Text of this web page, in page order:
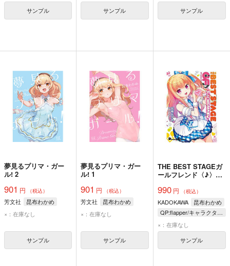
サンプル
サンプル サンプル
夢見るプリマ・ガー
ル! 2
901 円 （税込）
芳文社
昆布わかめ
×：在庫なし
サンプル
夢見るプリマ・ガー
ル! 1
901 円 （税込）
芳文社
昆布わかめ
×：在庫なし
サンプル
THE BEST STAGEガ
ールフレンド〈♪〉～
990円 （税込）
KADOKAWA
昆布わかめ
QP:flapper/キャラクター原案 青木良/監修・協力 サイバーエージェント/原作
×：在庫なし
サンプル